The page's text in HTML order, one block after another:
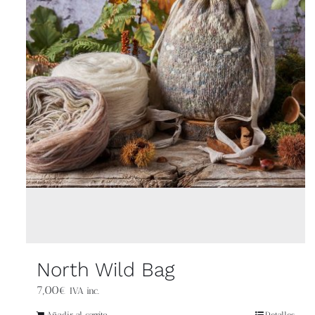
North Wild Bag
7,00€ IVA inc.